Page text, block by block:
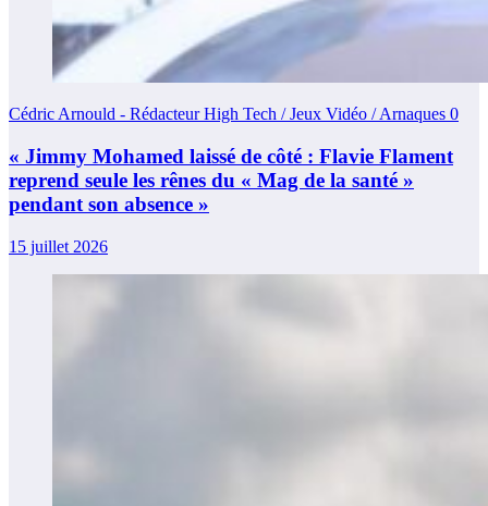
Cédric Arnould - Rédacteur High Tech / Jeux Vidéo / Arnaques 0
« Jimmy Mohamed laissé de côté : Flavie Flament
reprend seule les rênes du « Mag de la santé »
pendant son absence »
15 juillet 2026